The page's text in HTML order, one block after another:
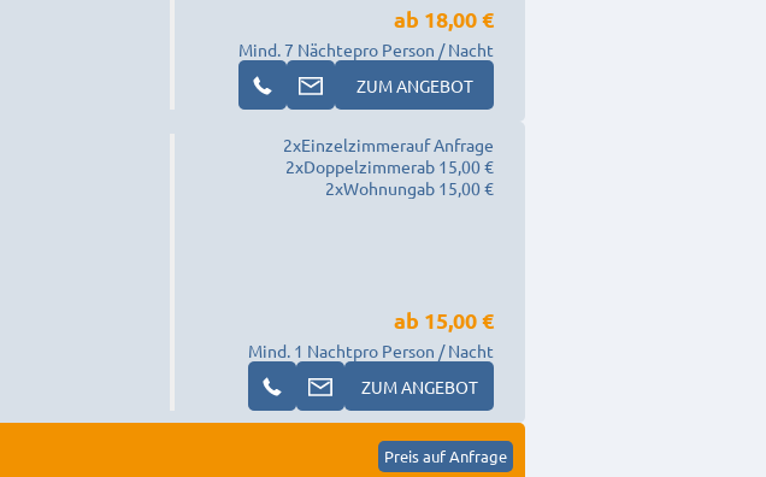
Mind. 7 Nächte
ab 18,00 €
pro Person / Nacht
ZUM ANGEBOT
2xEinzelzimmerauf Anfrage
2xDoppelzimmerab 15,00 €
2xWohnungab 15,00 €
Mind. 1 Nacht
ab 15,00 €
pro Person / Nacht
ZUM ANGEBOT
Preis auf Anfrage